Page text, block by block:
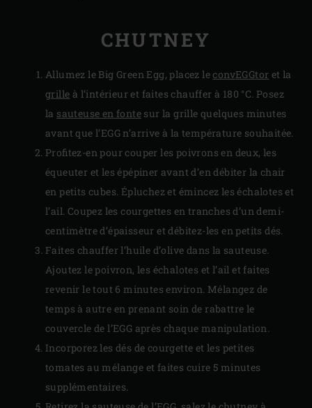
CHUTNEY
Allumez le Big Green Egg, placez leconvEGGtor et la
grille à l’intérieur et faites chauffer à 180 °C. Posez
la sauteuse en fonte sur la grille quelques minutes
avant que l’EGG n’arrive à la température souhaitée.
Profitez-en pour couper les poivrons en deux, les
équeuter et les épépiner avant d’en débiter la chair
en petits cubes. Épluchez et émincez les échalotes et
l’ail. Coupez les courgettes en tranches d’un demi-
centimètre d’épaisseur et débitez-les en petits dés.
Faites chauffer l’huile d’olive dans la sauteuse.
Ajoutez le poivron, les échalotes et l’ail et faites
revenir le tout 6 minutes environ. Mélangez de
temps à autre en prenant soin de rabattre le
couvercle de l’EGG après chaque manipulation.
Incorporez les dés de courgette et les petites
tomates au mélange et faites cuire 5 minutes
supplémentaires.